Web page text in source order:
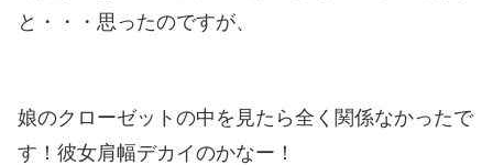
と・・・思ったのですが、
娘のクローゼットの中を見たら全く関係なかったで
す！彼女肩幅デカイのかなー！